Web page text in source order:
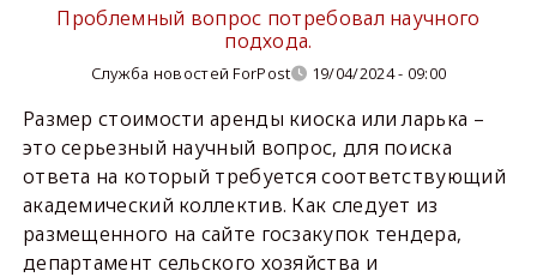
Проблемный вопрос потребовал научного
подхода.
Служба новостей ForPost 19/04/2024 - 09:00
Размер стоимости аренды киоска или ларька –
это серьезный научный вопрос, для поиска
ответа на который требуется соответствующий
академический коллектив. Как следует из
размещенного на сайте госзакупок тендера,
департамент сельского хозяйства и